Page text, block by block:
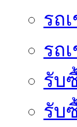
รถ
รถ
รับ
รับ